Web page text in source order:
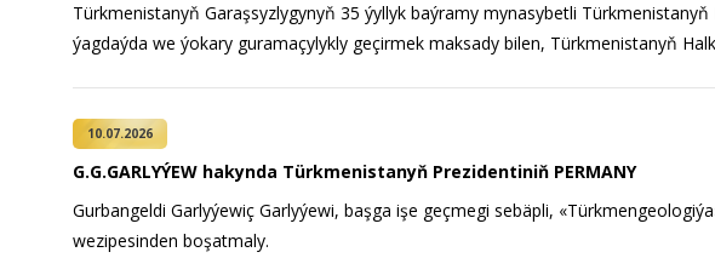
Türkmenistanyň Garaşsyzlygynyň 35 ýyllyk baýramy mynasybetli
ýagdaýda we ýokary guramaçylykly geçirmek maksady bilen, Türkmenistanyň
10.07.2026
G.G.GARLYÝEW hakynda Türkmenistanyň Prezidentiniň PERMANY
Gurbangeldi Garlyýewiç Garlyýewi, başga işe geçmegi sebäpli,
wezipesinden boşatmaly.